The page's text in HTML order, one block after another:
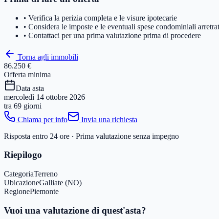
• Verifica la perizia completa e le visure ipotecarie
• Considera le imposte e le eventuali spese condominiali
• Contattaci per una prima valutazione prima di procedere
Torna agli immobili
86.250 €
Offerta minima
Data asta
mercoledì 14 ottobre 2026
tra 69 giorni
Chiama per info
Invia una richiesta
Risposta entro 24 ore · Prima valutazione senza impegno
Riepilogo
CategoriaTerreno
UbicazioneGalliate (NO)
RegionePiemonte
Vuoi una valutazione di quest'asta?